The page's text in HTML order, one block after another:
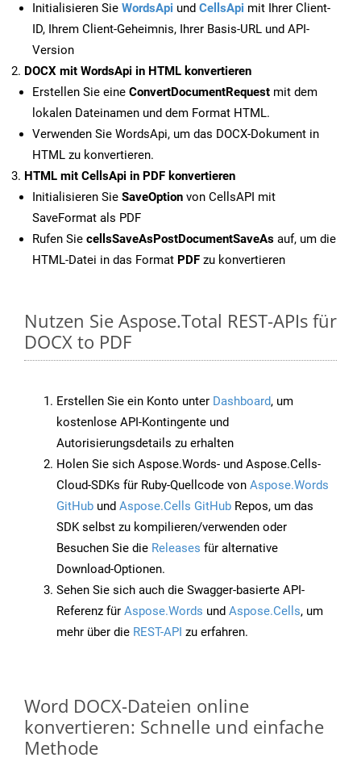
Initialisieren Sie WordsApi und CellsApi mit Ihrer Client-
ID, Ihrem Client-Geheimnis, Ihrer Basis-URL und API-
Version
DOCX mit WordsApi in HTML konvertieren
Erstellen Sie eine ConvertDocumentRequest mit dem
lokalen Dateinamen und dem Format HTML.
Verwenden Sie WordsApi, um das DOCX-Dokument in
HTML zu konvertieren.
HTML mit CellsApi in PDF konvertieren
Initialisieren Sie SaveOption von CellsAPI mit
SaveFormat als PDF
Rufen Sie cellsSaveAsPostDocumentSaveAs auf, um die
HTML-Datei in das Format PDF zu konvertieren
Nutzen Sie Aspose.Total REST-APIs für
DOCX to PDF
Erstellen Sie ein Konto unter Dashboard, um
kostenlose API-Kontingente und
Autorisierungsdetails zu erhalten
Holen Sie sich Aspose.Words- und Aspose.Cells-
Cloud-SDKs für Ruby-Quellcode von Aspose.Words
GitHub und Aspose.Cells GitHub Repos, um das
SDK selbst zu kompilieren/verwenden oder
Besuchen Sie die Releases für alternative
Download-Optionen.
Sehen Sie sich auch die Swagger-basierte API-
Referenz für Aspose.Words und Aspose.Cells, um
mehr über die REST-API zu erfahren.
Word DOCX-Dateien online
konvertieren: Schnelle und einfache
Methode